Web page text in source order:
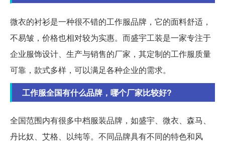
微衣的衬衫是一种很不错的工作服品牌，它的面料舒适，
不易皱，价格也相对较为实惠。而盛宇工装是一家专注于
企业服饰设计、生产与销售的厂家，其定制的工作服质量
可靠，款式多样，可以满足各种企业的需求。
工作服全国有什么品牌，哪个厂家比较好?
全国范围内有很多中档服装品牌，如盛宇、微衣、森马、
丹比奴、艾格、以纯等。不同品牌具有不同的特色和风